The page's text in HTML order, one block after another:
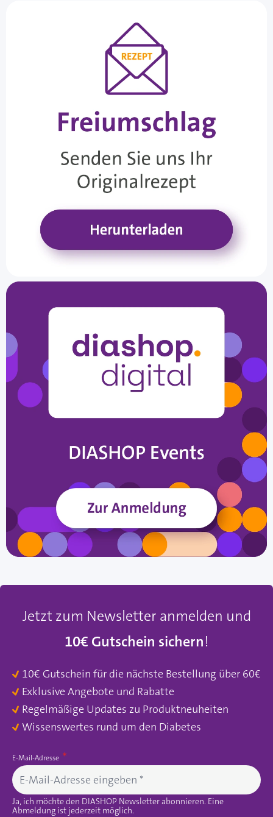
Jetzt zum Newsletter anmelden und
10€ Gutschein sichern!
10€ Gutschein für die nächste Bestellung über 60€
Exklusive Angebote und Rabatte
Regelmäßige Updates zu Produktneuheiten
Wissenswertes rund um den Diabetes
E-Mail-Adresse
Ja, ich möchte den DIASHOP Newsletter abonnieren. Eine
Abmeldung ist jederzeit möglich.